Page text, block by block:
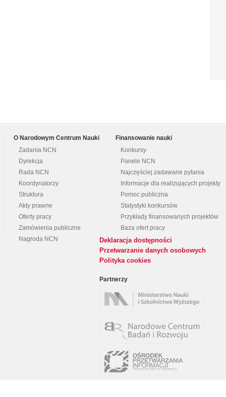
O Narodowym Centrum Nauki
Zadania NCN
Dyrekcja
Rada NCN
Koordynatorzy
Struktura
Akty prawne
Oferty pracy
Zamówienia publiczne
Nagroda NCN
Finansowanie nauki
Konkursy
Panele NCN
Najczęściej zadawane pytania
Informacje dla realizujących projekty
Pomoc publiczna
Statystyki konkursów
Przykłady finansowanych projektów
Baza ofert pracy
Deklaracja dostępności
Przetwarzanie danych osobowych
Polityka cookies
Partnerzy